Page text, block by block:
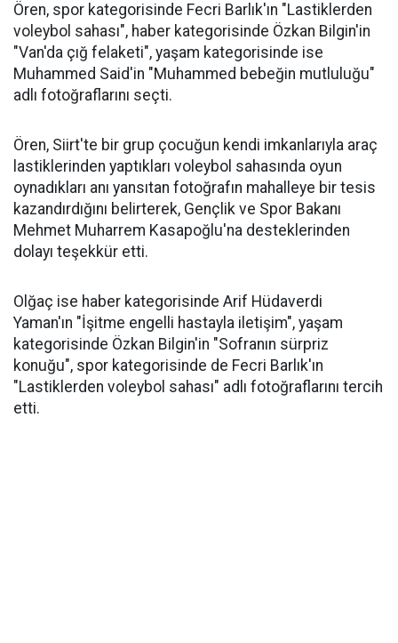
Ören, spor kategorisinde Fecri Barlık'ın "Lastiklerden
voleybol sahası", haber kategorisinde Özkan Bilgin'in
"Van'da çığ felaketi", yaşam kategorisinde ise
Muhammed Said'in "Muhammed bebeğin mutluluğu"
adlı fotoğraflarını seçti.
Ören, Siirt'te bir grup çocuğun kendi imkanlarıyla araç
lastiklerinden yaptıkları voleybol sahasında oyun
oynadıkları anı yansıtan fotoğrafın mahalleye bir tesis
kazandırdığını belirterek, Gençlik ve Spor Bakanı
Mehmet Muharrem Kasapoğlu'na desteklerinden
dolayı teşekkür etti.
Olğaç ise haber kategorisinde Arif Hüdaverdi
Yaman'ın "İşitme engelli hastayla iletişim", yaşam
kategorisinde Özkan Bilgin'in "Sofranın sürpriz
konuğu", spor kategorisinde de Fecri Barlık'ın
"Lastiklerden voleybol sahası" adlı fotoğraflarını tercih
etti.